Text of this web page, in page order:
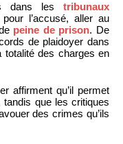
dans les tribunaux
l’accusé, aller au
peine de prison. De
de plaidoyer dans
totalité des charges en
affirment qu’il permet
que les critiques
des crimes qu’ils